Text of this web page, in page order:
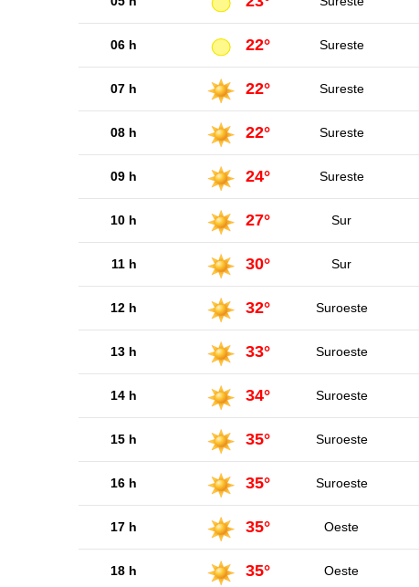
06 h 22° Sureste
07 h 22° Sureste
08 h 22° Sureste
09 h 24° Sureste
10 h 27° Sur
11 h 30° Sur
12 h 32° Suroeste
13 h 33° Suroeste
14 h 34° Suroeste
15 h 35° Suroeste
16 h 35° Suroeste
17 h 35° Oeste
18 h 35° Oeste